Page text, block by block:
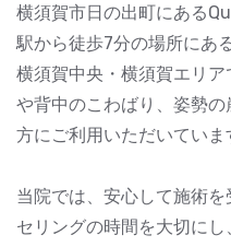
横須賀市日の出町にある
駅から徒歩7分の場所にあ
横須賀中央・横須賀エリ
や背中のこわばり、姿勢
方にご利用いただいていま
当院では、安心して施術
セリングの時間を大切に